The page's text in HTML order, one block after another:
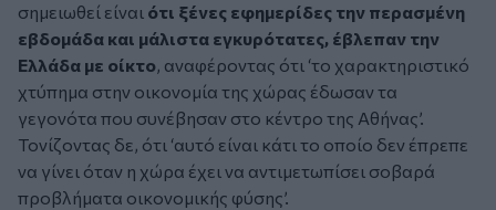
σημειωθεί είναι ότι ξένες εφημερίδες την περασμένη
εβδομάδα και μάλιστα εγκυρότατες, έβλεπαν την
Ελλάδα με οίκτο, αναφέροντας ότι ‘το χαρακτηριστικό
χτύπημα στην οικονομία της χώρας έδωσαν τα
γεγονότα που συνέβησαν στο κέντρο της Αθήνας’.
Τονίζοντας δε, ότι ‘αυτό είναι κάτι το οποίο δεν έπρεπε
να γίνει όταν η χώρα έχει να αντιμετωπίσει σοβαρά
προβλήματα οικονομικής φύσης’.